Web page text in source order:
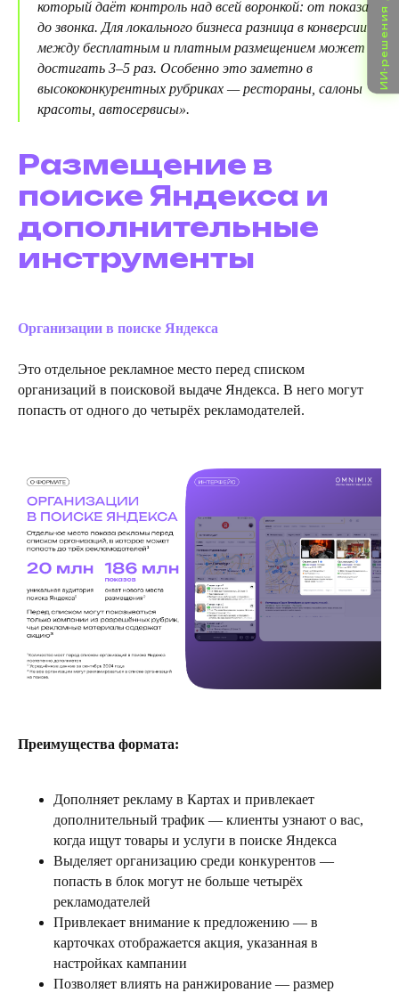
который даёт контроль над всей воронкой: от показа
до звонка. Для локального бизнеса разница в конверсии
между бесплатным и платным размещением может
достигать 3–5 раз. Особенно это заметно в
высококонкурентных рубриках — рестораны, салоны
красоты, автосервисы».
Размещение в
поиске Яндекса и
дополнительные
инструменты
Организации в поиске Яндекса
Это отдельное рекламное место перед списком
организаций в поисковой выдаче Яндекса. В него могут
попасть от одного до четырёх рекламодателей.
Преимущества формата:
Дополняет рекламу в Картах и привлекает
дополнительный трафик — клиенты узнают о вас,
когда ищут товары и услуги в поиске Яндекса
Выделяет организацию среди конкурентов —
попасть в блок могут не больше четырёх
рекламодателей
Привлекает внимание к предложению — в
карточках отображается акция, указанная в
настройках кампании
Позволяет влиять на ранжирование — размер